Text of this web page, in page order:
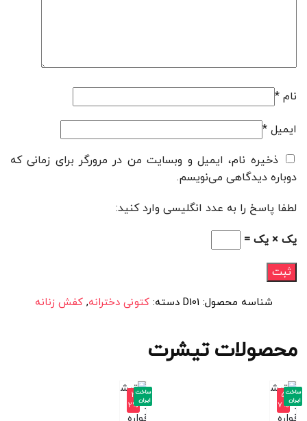
نام *
ایمیل *
ذخیره نام، ایمیل و وبسایت من در مرورگر برای زمانی که
دوباره دیدگاهی می‌نویسم.
لطفا پاسخ را به عدد انگلیسی وارد کنید:
یک × یک =
شناسه محصول:D101 دسته:کتونی دخترانه,کفش زنانه
محصولات تیشرت
-5
7%
ساخت
ایران
-3
2%
ساخت
ایران